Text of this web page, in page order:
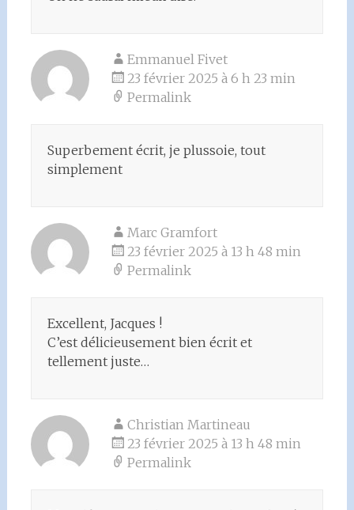
Emmanuel Fivet
23 février 2025 à 6 h 23 min
Permalink
Superbement écrit, je plussoie, tout
simplement
Marc Gramfort
23 février 2025 à 13 h 48 min
Permalink
Excellent, Jacques !
C’est délicieusement bien écrit et
tellement juste…
Christian Martineau
23 février 2025 à 13 h 48 min
Permalink